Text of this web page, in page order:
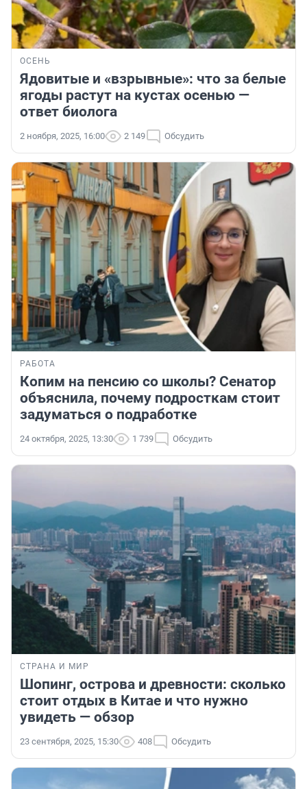
ОСЕНЬ
Ядовитые и «взрывные»: что за белые
ягоды растут на кустах осенью —
ответ биолога
2 ноября, 2025, 16:00 2 149 Обсудить
РАБОТА
Копим на пенсию со школы? Сенатор
объяснила, почему подросткам стоит
задуматься о подработке
24 октября, 2025, 13:30 1 739 Обсудить
СТРАНА И МИР
Шопинг, острова и древности: сколько
стоит отдых в Китае и что нужно
увидеть — обзор
23 сентября, 2025, 15:30 408 Обсудить